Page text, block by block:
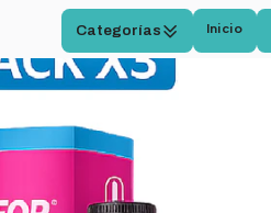
Categorías Inicio